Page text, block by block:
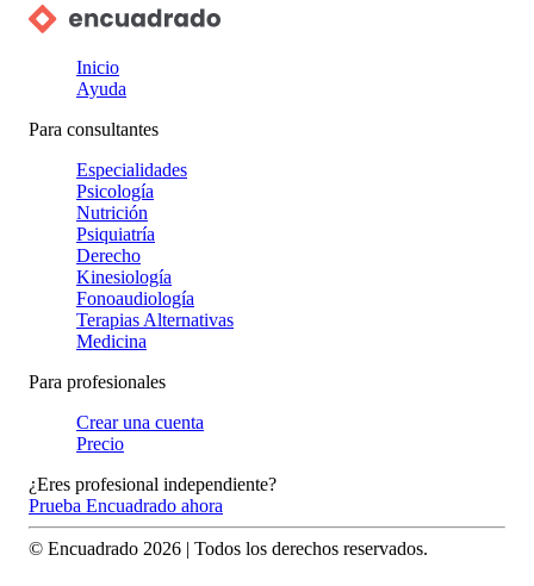
Inicio
Ayuda
Para consultantes
Especialidades
Psicología
Nutrición
Psiquiatría
Derecho
Kinesiología
Fonoaudiología
Terapias Alternativas
Medicina
Para profesionales
Crear una cuenta
Precio
¿Eres profesional independiente?
Prueba Encuadrado ahora
© Encuadrado 2026 | Todos los derechos reservados.